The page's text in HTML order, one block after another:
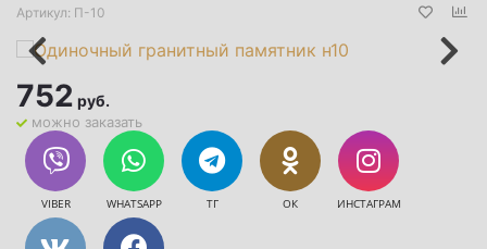
Артикул: П-10
752 руб.
можно заказать
VIBER WHATSAPP ТГ ОК ИНСТАГРАМ